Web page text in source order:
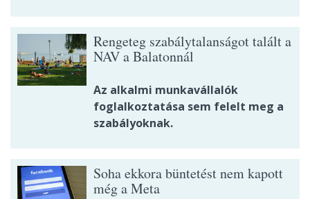
Rengeteg szabálytalanságot talált a
NAV a Balatonnál
Az alkalmi munkavállalók
foglalkoztatása sem felelt meg a
szabályoknak.
Soha ekkora büntetést nem kapott
még a Meta